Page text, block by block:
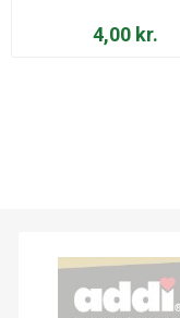
4,00 kr.